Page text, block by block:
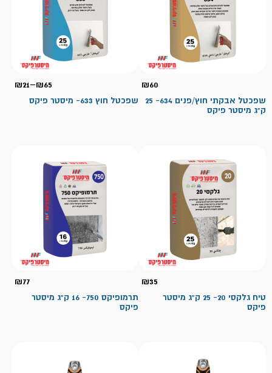
₪60
שפכטל אבקתי חוץ/פנים 634- 25
ק"ג מיסטר פיקס
₪21–₪65
שפכטל חוץ 633- מיסטר פיקס
₪35
טיח גלקסי 20- 25 ק"ג מיסטר
פיקס
₪77
תרמופיקס 750- 16 ק"ג מיסטר
פיקס